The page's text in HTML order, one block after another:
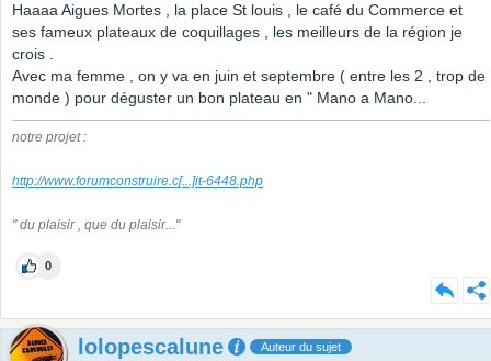
Haaaa Aigues Mortes , la place St louis , le café du Commerce et
ses fameux plateaux de coquillages , les meilleurs de la région je
crois .
Avec ma femme , on y va en juin et septembre ( entre les 2 , trop de
monde ) pour déguster un bon plateau en " Mano a Mano...
notre projet :
http://www.forumconstruire.c[...]it-6448.php
" du plaisir , que du plaisir..."
0
lolopescalune Auteur du sujet